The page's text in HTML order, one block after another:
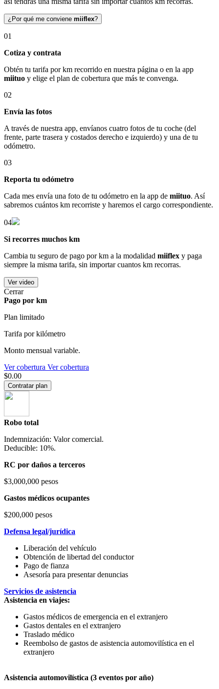
¿Por qué me conviene miiflex?
01
Cotiza y contrata
Obtén tu tarifa por km recorrido en nuestra página o en la app
miituo y elige el plan de cobertura que más te convenga.
02
Envía las fotos
A través de nuestra app, envíanos cuatro fotos de tu coche (del
frente, parte trasera y costados derecho e izquierdo) y una de tu
odómetro.
03
Reporta tu odómetro
Cada mes envía una foto de tu odómetro en la app de miituo. Así
sabremos cuántos km recorriste y haremos el cargo correspondiente.
04
Si recorres muchos km
Cambia tu seguro de pago por km a la modalidad miiflex y paga
siempre la misma tarifa, sin importar cuantos km recorras.
Ver video
Cerrar
Pago por km
Plan limitado
Tarifa por kilómetro
Monto mensual variable.
Ver cobertura Ver cobertura
$0.00
Contratar plan
Robo total
Indemnización: Valor comercial.
Deducible: 10%.
RC por daños a terceros
$3,000,000 pesos
Gastos médicos ocupantes
$200,000 pesos
Defensa legal/jurídica
Liberación del vehículo
Obtención de libertad del conductor
Pago de fianza
Asesoría para presentar denuncias
Servicios de asistencia
Asistencia en viajes:
Gastos médicos de emergencia en el extranjero
Gastos dentales en el extranjero
Traslado médico
Reembolso de gastos de asistencia automovilística en el
extranjero
Asistencia automovilística (3 eventos por año)